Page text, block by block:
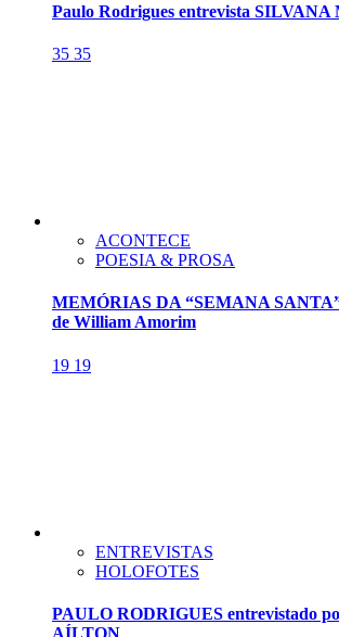
Paulo Rodrigues entrevista SILVANA
35 35
ACONTECE
POESIA & PROSA
MEMÓRIAS DA “SEMANA
de William Amorim
19 19
ENTREVISTAS
HOLOFOTES
PAULO RODRIGUES entrevistado
AÍLTON